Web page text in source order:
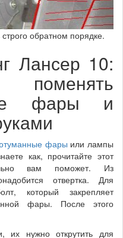
обратном порядке.
Лансер 10:
фары и
фары или лампы
как, прочитайте этот
вам поможет. Из
отвертка. Для
который закрепляет
фары. После этого
их нужно открутить для